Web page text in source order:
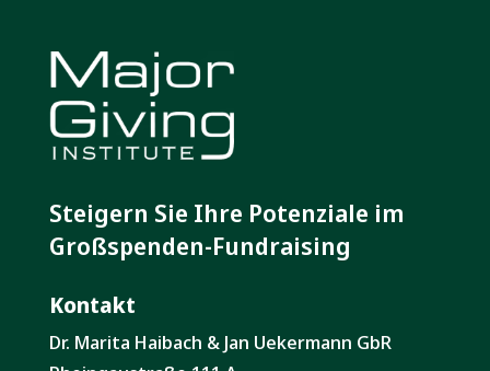
Steigern Sie Ihre Potenziale im
Großspenden-Fundraising
Kontakt
Dr. Marita Haibach & Jan Uekermann GbR